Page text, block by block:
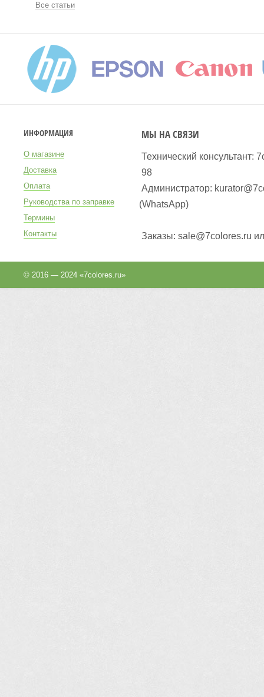
Все статьи
ИНФОРМАЦИЯ
О магазине
Доставка
Оплата
Руководства по заправке
Термины
Контакты
МЫ НА СВЯЗИ
Технический консультант:
98
Администратор:
(WhatsApp)
Заказы: sale@7colores.ru
© 2016 — 2024 «7colores.ru»